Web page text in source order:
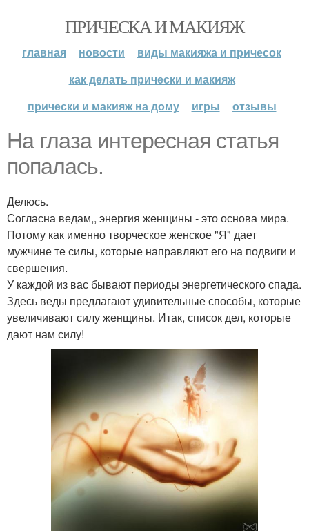
ПРИЧЕСКА И МАКИЯЖ
главная новости
виды макияжа и причесок
как делать прически и макияж
прически и макияж на дому
игры отзывы
На глаза интересная статья
попалась.
Делюсь.
Согласна ведам,, энергия женщины - это основа мира.
Потому как именно творческое женское "Я" дает
мужчине те силы, которые направляют его на подвиги и
свершения.
У каждой из вас бывают периоды энергетического спада.
Здесь веды предлагают удивительные способы, которые
увеличивают силу женщины. Итак, список дел, которые
дают нам силу!